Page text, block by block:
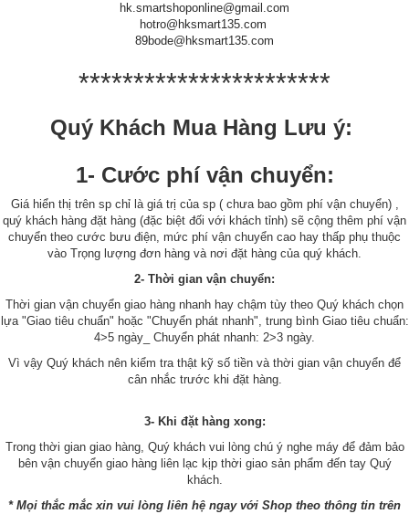
hk.smartshoponline@gmail.com
hotro@hksmart135.com
89bode@hksmart135.com
***********************
Quý Khách Mua Hàng Lưu ý:
1- Cước phí vận chuyển:
Giá hiển thị trên sp chỉ là giá trị của sp ( chưa bao gồm phí vận chuyển) ,
quý khách hàng đặt hàng (đặc biệt đối với khách tỉnh) sẽ cộng thêm phí vận
chuyển theo cước bưu điện, mức phí vận chuyển cao hay thấp phụ thuộc
vào Trọng lượng đơn hàng và nơi đặt hàng của quý khách.
2- Thời gian vận chuyển:
Thời gian vận chuyển giao hàng nhanh hay chậm tùy theo Quý khách chọn
lựa "Giao tiêu chuẩn" hoặc "Chuyển phát nhanh", trung bình Giao tiêu chuẩn:
4>5 ngày_ Chuyển phát nhanh: 2>3 ngày.
Vì vậy Quý khách nên kiểm tra thật kỹ số tiền và thời gian vận chuyển để
cân nhắc trước khi đặt hàng.
3- Khi đặt hàng xong:
Trong thời gian giao hàng, Quý khách vui lòng chú ý nghe máy để đảm bảo
bên vận chuyển giao hàng liên lạc kịp thời giao sản phẩm đến tay Quý
khách.
* Mọi thắc mắc xin vui lòng liên hệ ngay với Shop theo thông tin trên